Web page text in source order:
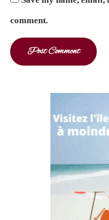
comment.